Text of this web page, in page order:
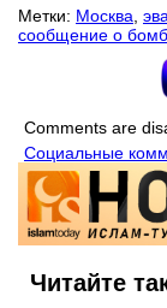
Метки: Москва
сообщение о
Comments are
Социальные
Читайте